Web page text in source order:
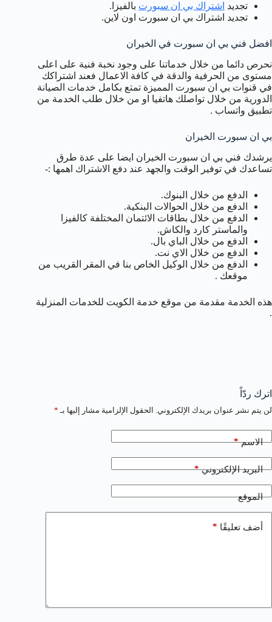
تجديد اشتراك بي ان سبورت بالفيزا.
تجديد اشتراك بي ان سبورت اون لاين.
افضل فني بي ان سبورت في الخيران
نحرص دائما من خلال خدماتنا على وجود نخبة فنية على اعلى
مستوى من الحرفية والدقة في كافة الاعمال فعند اشتراكك
في قنوات بي ان سبورت المميزة تمتع بكامل خدمات الصيانة
الدورية من خلال تواصلك هاتفيا او من خلال طلب الخدمة من
تطبيق واتساب .
بي ان سبورت الخيران
يرشدك فني بي ان سبورت الخيران ايضا على عدة طرق
تساعدك في توفير الوقت والجهد عند دفع الاشتراك اهمها :-
الدفع من خلال البنوك.
الدفع من خلال الحوالات البنكية.
الدفع من خلال بطاقات الائتمان المختلفة كالفيزا
والماستر كارد والكاش.
الدفع من خلال الباي بال.
الدفع من خلال الاي نت.
الدفع من خلال الوكيل الخاص بنا في المقر القريب من
موقعك .
هذه الخدمة مقدمة من موقع خدمة الكويت للخدمات المنزلية
.
اترك ردّاً
لن يتم نشر عنوان بريدك الإلكتروني. الحقول الإلزامية مشار إليها بـ *
الاسم*
البريد الإلكتروني*
الموقع
أضف تعليقًا *